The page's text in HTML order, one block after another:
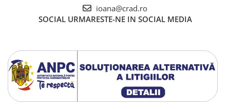
ioana@crad.ro
SOCIAL URMARESTE-NE IN SOCIAL MEDIA